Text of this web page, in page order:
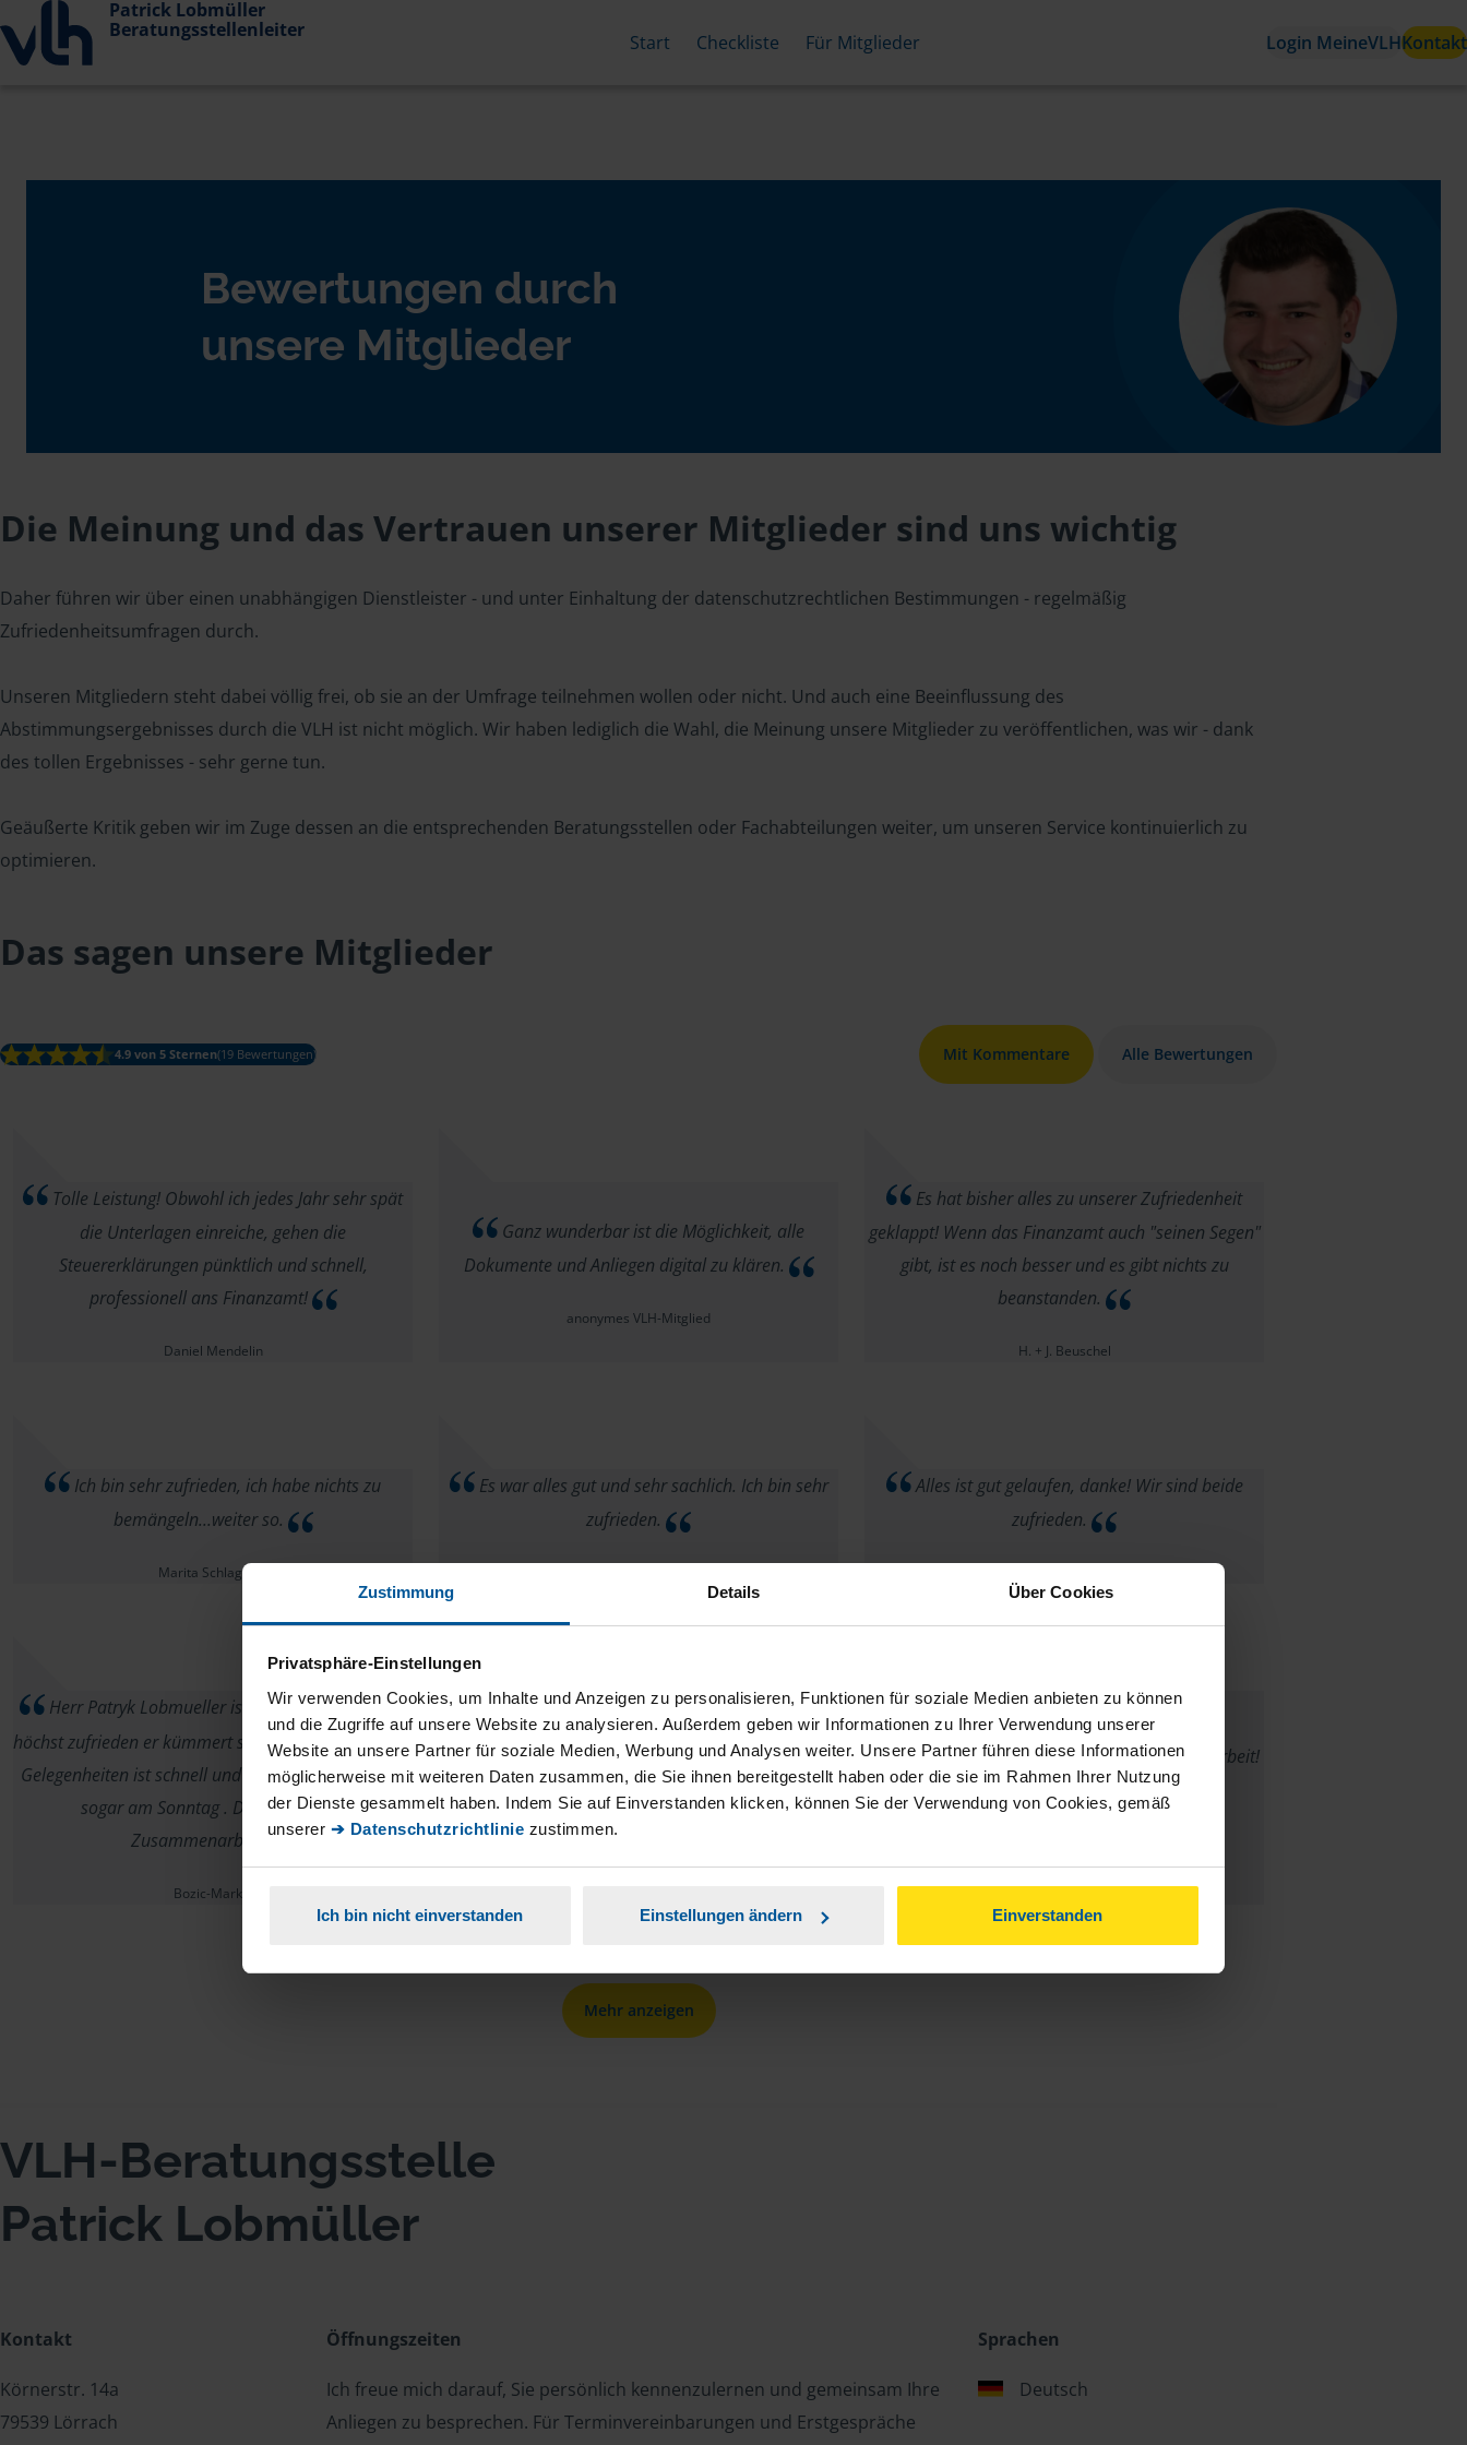
Zustimmung Details Über Cookies
Privatsphäre-Einstellungen
Wir verwenden Cookies, um Inhalte und Anzeigen zu personalisieren, Funktionen für soziale Medien anbieten zu können
und die Zugriffe auf unsere Website zu analysieren. Außerdem geben wir Informationen zu Ihrer Verwendung unserer
Website an unsere Partner für soziale Medien, Werbung und Analysen weiter. Unsere Partner führen diese Informationen
möglicherweise mit weiteren Daten zusammen, die Sie ihnen bereitgestellt haben oder die sie im Rahmen Ihrer Nutzung
der Dienste gesammelt haben. Indem Sie auf Einverstanden klicken, können Sie der Verwendung von Cookies, gemäß
unserer ➔ Datenschutzrichtlinie zustimmen.
Ich bin nicht einverstanden Einstellungen ändern Einverstanden
Patrick Lobmüller
Beratungsstellenleiter
Start Checkliste Für Mitglieder Login MeineVLHKontakt
Bewertungen durch
unsere Mitglieder
Die Meinung und das Vertrauen unserer Mitglieder sind uns wichtig
Daher führen wir über einen unabhängigen Dienstleister - und unter Einhaltung der datenschutzrechtlichen Bestimmungen - regelmäßig
Zufriedenheitsumfragen durch.
Unseren Mitgliedern steht dabei völlig frei, ob sie an der Umfrage teilnehmen wollen oder nicht. Und auch eine Beeinflussung des
Abstimmungsergebnisses durch die VLH ist nicht möglich. Wir haben lediglich die Wahl, die Meinung unsere Mitglieder zu veröffentlichen, was wir - dank
des tollen Ergebnisses - sehr gerne tun.
Geäußerte Kritik geben wir im Zuge dessen an die entsprechenden Beratungsstellen oder Fachabteilungen weiter, um unseren Service kontinuierlich zu
optimieren.
Das sagen unsere Mitglieder
4.9 von 5 Sternen(19 Bewertungen) Mit Kommentare Alle Bewertungen
Tolle Leistung! Obwohl ich jedes Jahr sehr spät
die Unterlagen einreiche, gehen die
Steuererklärungen pünktlich und schnell,
professionell ans Finanzamt!
Daniel Mendelin
Ganz wunderbar ist die Möglichkeit, alle
Dokumente und Anliegen digital zu klären.
anonymes VLH-Mitglied
Es hat bisher alles zu unserer Zufriedenheit
geklappt! Wenn das Finanzamt auch "seinen Segen"
gibt, ist es noch besser und es gibt nichts zu
beanstanden.
H. + J. Beuschel
Ich bin sehr zufrieden, ich habe nichts zu
bemängeln...weiter so.
Marita Schlageter
Es war alles gut und sehr sachlich. Ich bin sehr
zufrieden.
Alles ist gut gelaufen, danke! Wir sind beide
zufrieden.
Herr Patryk Lobmueller ist mein Berater ich bin
höchst zufrieden er kümmert sich sehr gut um meine
Gelegenheiten ist schnell und zuverlässig antwortet
sogar am Sonntag . Danke für gute
Zusammenarbeit.
Bozic-Markin
So wie es ist, ist mehr als Perfekt!
anonymes VLH-Mitglied
Herr P. Lobmüller ist top! Danke für gute Arbeit!
Mehr anzeigen
VLH-Beratungsstelle
Patrick Lobmüller
Kontakt
Körnerstr. 14a
79539 Lörrach
Öffnungszeiten
Ich freue mich darauf, Sie persönlich kennenzulernen und gemeinsam Ihre
Anliegen zu besprechen. Für Terminvereinbarungen und Erstgespräche
Sprachen
Deutsch